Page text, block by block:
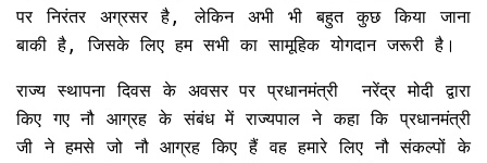
पर निरंतर अग्रसर है, लेकिन अभी भी बहुत कुछ किया जाना
बाकी है, जिसके लिए हम सभी का सामूहिक योगदान जरूरी है।
राज्य स्थापना दिवस के अवसर पर प्रधानमंत्री नरेंद्र मोदी द्वारा
किए गए नौ आग्रह के संबंध में राज्यपाल ने कहा कि प्रधानमंत्री
जी ने हमसे जो नौ आग्रह किए हैं वह हमारे लिए नौ संकल्पों के